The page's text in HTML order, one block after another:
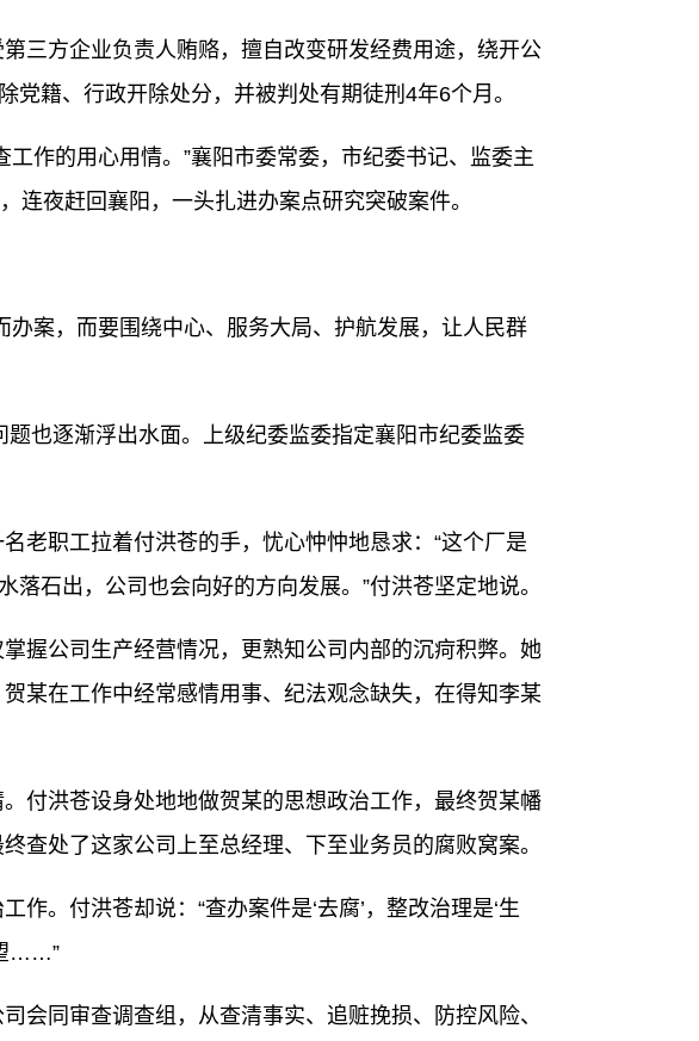
方企业负责人贿赂，擅自改变研发经费用途，绕开公
籍、行政开除处分，并被判处有期徒刑4年6个月。
作的用心用情。”襄阳市委常委，市纪委书记、监委主
夜赶回襄阳，一头扎进办案点研究突破案件。
案，而要围绕中心、服务大局、护航发展，让人民群
也逐渐浮出水面。上级纪委监委指定襄阳市纪委监委
职工拉着付洪苍的手，忧心忡忡地恳求：“这个厂是
石出，公司也会向好的方向发展。”付洪苍坚定地说。
公司生产经营情况，更熟知公司内部的沉疴积弊。她
某在工作中经常感情用事、纪法观念缺失，在得知李某
洪苍设身处地地做贺某的思想政治工作，最终贺某幡
查处了这家公司上至总经理、下至业务员的腐败窝案。
。付洪苍却说：“查办案件是‘去腐’，整改治理是‘生
……”
同审查调查组，从查清事实、追赃挽损、防控风险、